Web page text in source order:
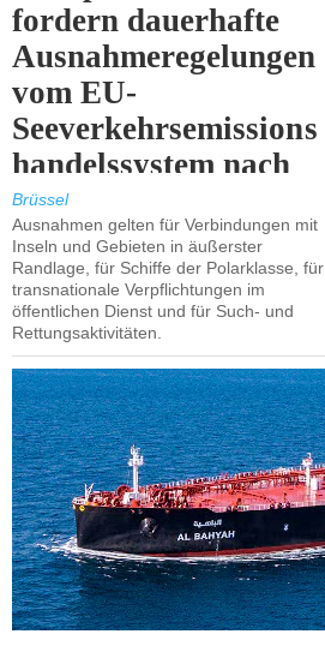
fordern dauerhafte
Ausnahmeregelungen
vom EU-
Seeverkehrsemissions
handelssystem nach
2030.
Brüssel
Ausnahmen gelten für Verbindungen mit
Inseln und Gebieten in äußerster
Randlage, für Schiffe der Polarklasse, für
transnationale Verpflichtungen im
öffentlichen Dienst und für Such- und
Rettungsaktivitäten.